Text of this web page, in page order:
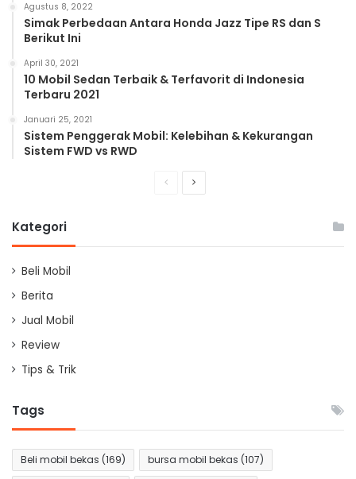
Agustus 8, 2022
Simak Perbedaan Antara Honda Jazz Tipe RS dan S
Berikut Ini
April 30, 2021
10 Mobil Sedan Terbaik & Terfavorit di Indonesia
Terbaru 2021
Januari 25, 2021
Sistem Penggerak Mobil: Kelebihan & Kekurangan
Sistem FWD vs RWD
PreviousNext
Kategori
Beli Mobil
Berita
Jual Mobil
Review
Tips & Trik
Tags
Beli mobil bekas (169) bursa mobil bekas (107)